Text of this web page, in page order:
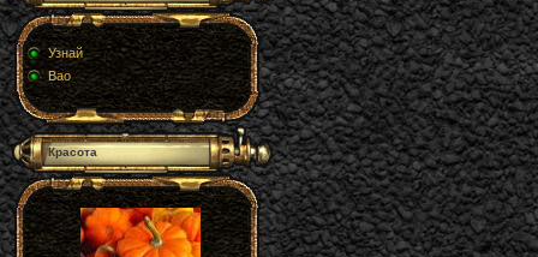
Узнай
Вао
Красота